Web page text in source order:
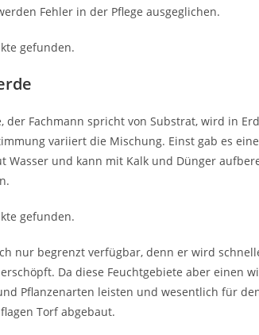
Fehler in der Pflege ausgeglichen.
gefunden.
der Fachmann spricht von Substrat, wird in
variiert die Mischung. Einst gab es
Wasser und kann mit Kalk und Dünger
gefunden.
nur begrenzt verfügbar, denn er wird
Da diese Feuchtgebiete aber einen
Pflanzenarten leisten und wesentlich für
Torf abgebaut.